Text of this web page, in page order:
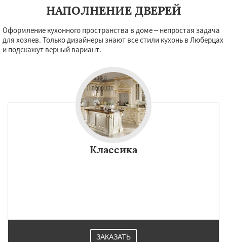
НАПОЛНЕНИЕ ДВЕРЕЙ
Оформление кухонного пространства в доме – непростая задача
для хозяев. Только дизайнеры знают все стили кухонь в Люберцах
и подскажут верный вариант.
Классика
ЗАКАЗАТЬ